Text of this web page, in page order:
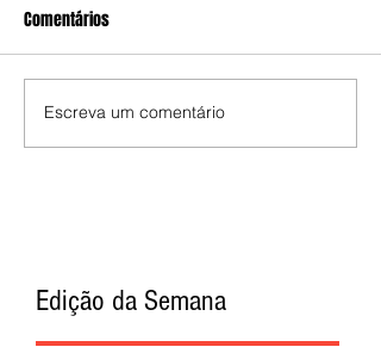
Comentários
Escreva um comentário
Edição da Semana